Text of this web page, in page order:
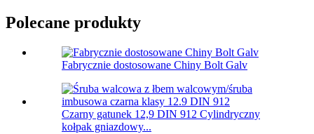
Polecane produkty
Fabrycznie dostosowane Chiny Bolt Galv
Czarny gatunek 12,9 DIN 912 Cylindryczny
kołpak gniazdowy...